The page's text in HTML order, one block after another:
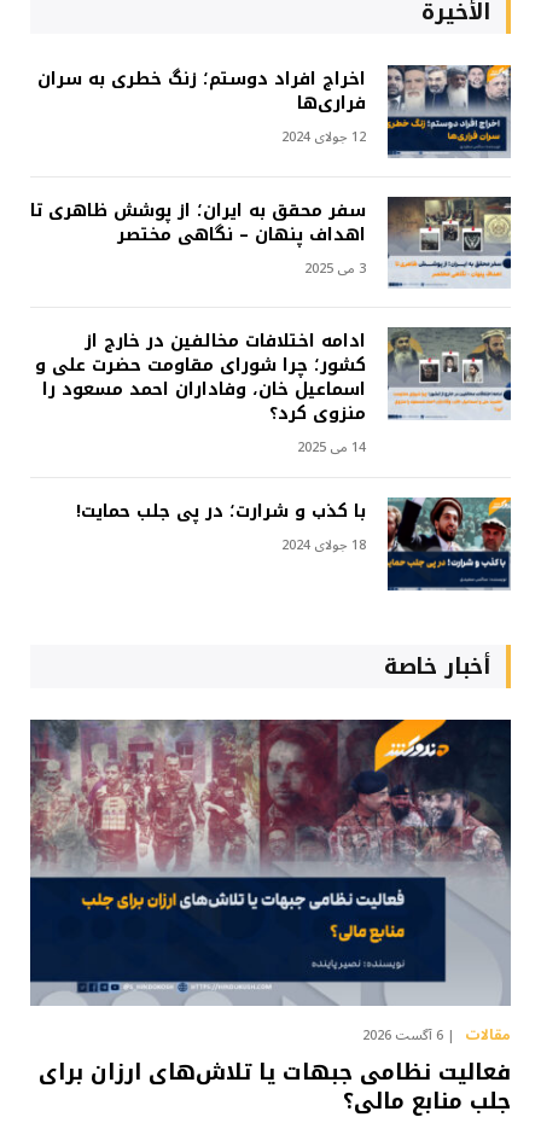
الأخيرة
اخراج افراد دوستم؛ زنگ خطری به سران
فراری‌ها
12 جولای 2024
سفر محقق به ایران؛ از پوشش ظاهری تا
اهداف پنهان – نگاهی مختصر
3 می 2025
ادامه اختلافات مخالفین در خارج از
کشور؛ چرا شورای مقاومت حضرت علی و
اسماعیل خان، وفاداران احمد مسعود را
منزوی کرد؟
14 می 2025
با کذب و شرارت؛ در پی جلب حمایت!
18 جولای 2024
أخبار خاصة
مقالات 6 آگست 2026
فعالیت نظامی جبهات یا تلاش‌های ارزان برای
جلب منابع مالی؟